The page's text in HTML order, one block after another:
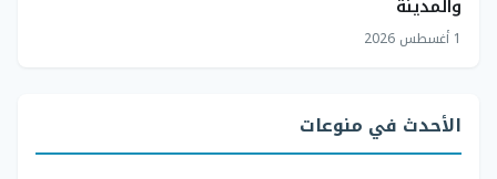
والمدينة
1 أغسطس 2026
الأحدث في منوعات